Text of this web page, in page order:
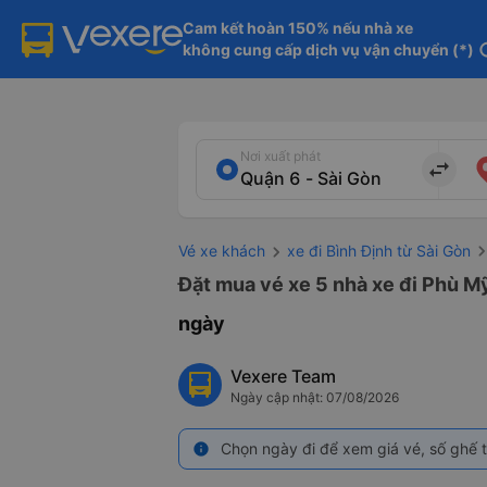
Cam kết hoàn 150% nếu nhà xe
không cung cấp dịch vụ vận chuyển (*)
Nơi xuất phát
import_export
Vé xe khách xe đi Bình Định từ Sài Gòn
Đặt mua vé xe 5 nhà xe đi Phù
ngày
Vexere Team
Ngày cập nhật: 07/08/2026
info Chọn ngày đi để xem giá vé, số